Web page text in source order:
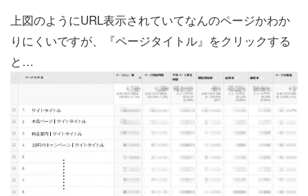
上図のようにURL表示されていてなんのページかわか
りにくいですが、『ページタイトル』をクリックする
と…